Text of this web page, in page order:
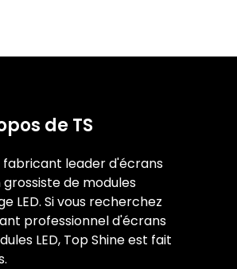
de TS
fabricant leader d'écrans
grossiste de modules
LED. Si vous recherchez
professionnel d'écrans
LED, Top Shine est fait